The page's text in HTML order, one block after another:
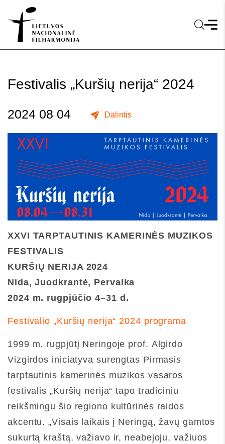
Festivalis „Kuršių nerija“ 2024
2024 08 04 Dalintis
XXVI TARPTAUTINIS KAMERINĖS MUZIKOS
FESTIVALIS
KURŠIŲ NERIJA 2024
Nida, Juodkrantė, Pervalka
2024 m. rugpjūčio 4–31 d.
Festivalio „Kuršių nerija“ 2024 programa
1999 m. rugpjūtį Neringoje prof. Algirdo
Vizgirdos iniciatyva surengtas Pirmasis
tarptautinis kamerinės muzikos vasaros
festivalis „Kuršių nerija“ tapo tradiciniu
reikšmingu šio regiono kultūrinės raidos
akcentu. „Visais laikais į Neringą, žavų gamtos
sukurtą kraštą, važiavo ir, neabejoju, važiuos